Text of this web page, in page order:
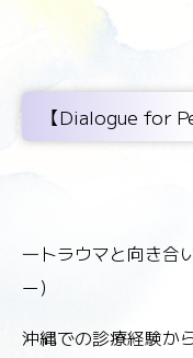
【Dialogue for
―トラウマと向き合
ー）
沖縄での診療経験か